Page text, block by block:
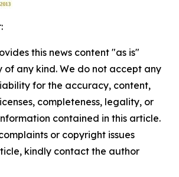
this news content "as is"
any kind. We do not accept any
for the accuracy, content,
completeness, legality, or
contained in this article.
or copyright issues
kindly contact the author